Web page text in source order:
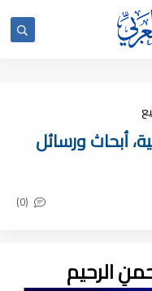
العربية، أبحاث ورسائل
(0)
الرحيم